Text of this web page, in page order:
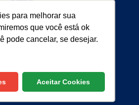
para melhorar sua
que você está ok
pode cancelar, se desejar.
Aceitar Cookies